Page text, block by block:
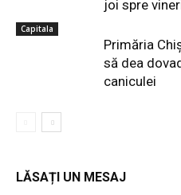
joi spre
Capitala
Primăria
să dea
caniculei
LĂSAȚI UN MESAJ